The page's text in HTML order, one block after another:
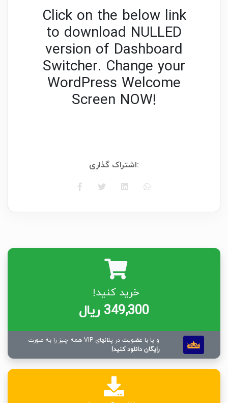
Click on the below link
to download NULLED
version of Dashboard
Switcher. Change your
WordPress Welcome
Screen NOW!
اشتراک گذاری:
خرید کنید!
349,300 ریال
و یا با عضویت در پلانهای VIP همه چیز را به صورت
رایگان دانلود کنید!